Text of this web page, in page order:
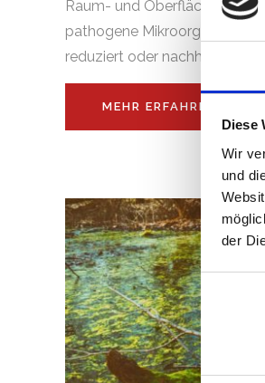
Diese
Wir
und
der
Raum- und
pathogene Mikroorganismen,
reduziert oder nachhaltig
MEHR ERFAHREN